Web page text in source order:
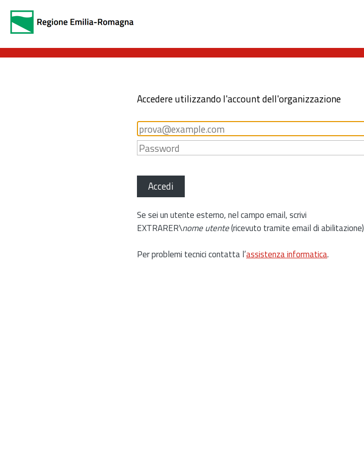
Accedere utilizzando l'account dell'organizzazione
Accedi
Se sei un utente esterno, nel campo email, scrivi
EXTRARER\nome utente(ricevuto tramite email di abilitazione)
Per problemi tecnici contatta l’assistenza informatica.